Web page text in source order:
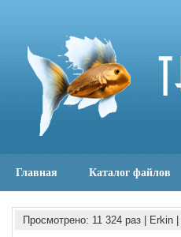
Главная Каталог файлов
Просмотрено: 11 324 раз | Erkin |